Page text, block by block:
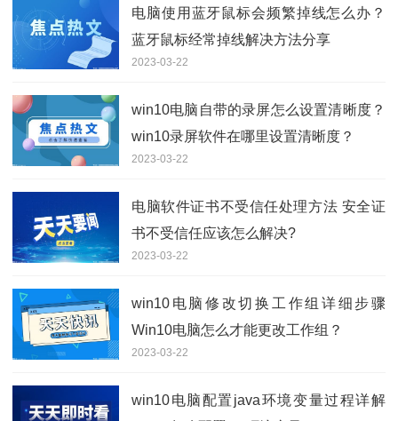
电脑使用蓝牙鼠标会频繁掉线怎么办？
蓝牙鼠标经常掉线解决方法分享
2023-03-22
win10电脑自带的录屏怎么设置清晰度？
win10录屏软件在哪里设置清晰度？
2023-03-22
电脑软件证书不受信任处理方法 安全证
书不受信任应该怎么解决?
2023-03-22
win10电脑修改切换工作组详细步骤
Win10电脑怎么才能更改工作组？
2023-03-22
win10电脑配置java环境变量过程详解